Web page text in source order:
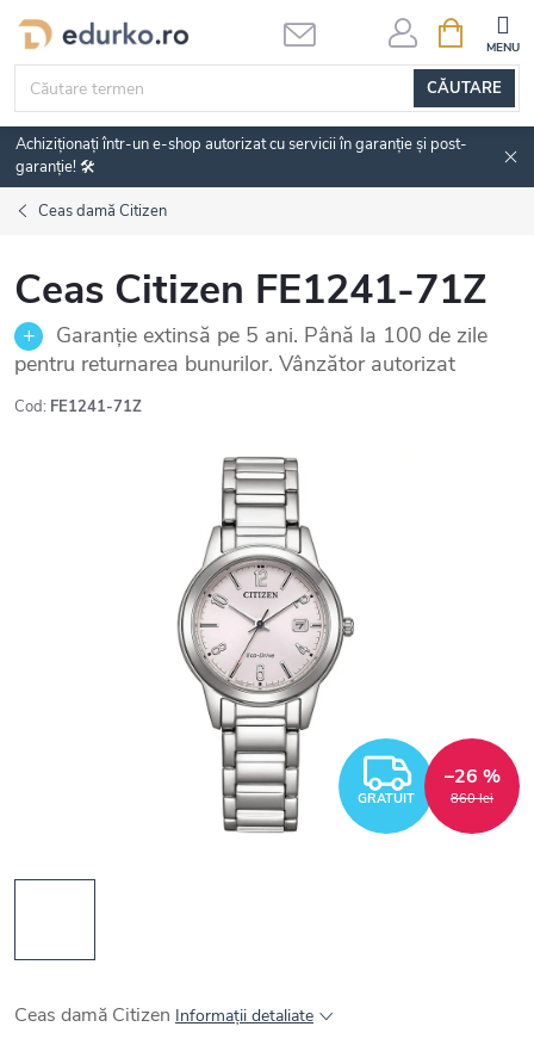
Treci
conținut
CĂUTARE
DE
Achiziționați într-un e-shop autorizat cu servicii în garanție și post-
garanție! 🛠️
Ceas damă Citizen
Ceas Citizen FE1241-71Z
Garanție extinsă pe 5 ani. Până la 100 de zile
pentru returnarea bunurilor. Vânzător autorizat
Cod: FE1241-71Z
GRATUIT 860 lei
–26 %
Ceas damă Citizen Informaţii detaliate